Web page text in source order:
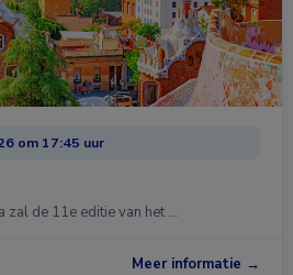
om 17:45 uur
zal de 11e editie van het …
Meer informatie →